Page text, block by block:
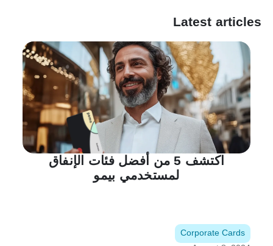
Latest articles
اكتشف 5 من أفضل فئات الإنفاق
لمستخدمي بيمو
Corporate Cards